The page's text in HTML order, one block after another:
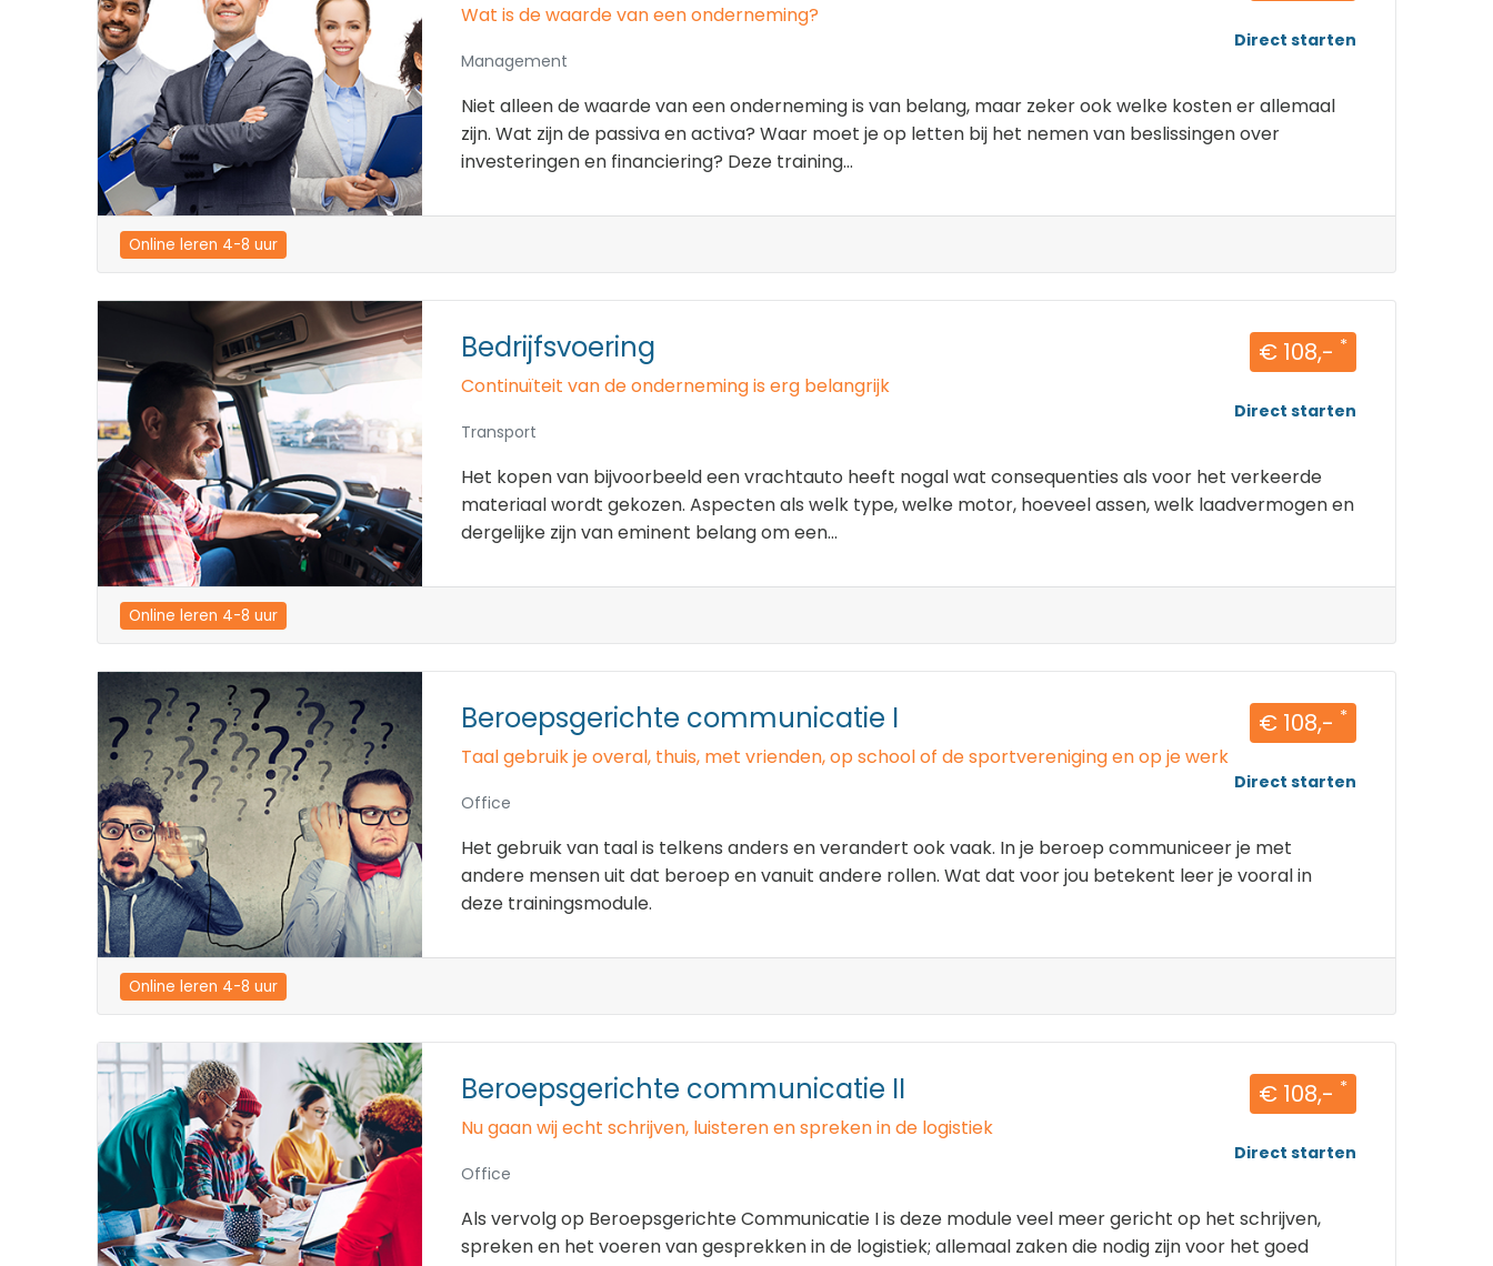
Wat is de waarde van een onderneming?
Management
Direct starten
Niet alleen de waarde van een onderneming is van belang, maar zeker ook welke kosten er allemaal
zijn. Wat zijn de passiva en activa? Waar moet je op letten bij het nemen van beslissingen over
investeringen en financiering? Deze training...
Online leren 4-8 uur
Bedrijfsvoering
Continuïteit van de onderneming is erg belangrijk
Transport
€ 108,- *
Direct starten
Het kopen van bijvoorbeeld een vrachtauto heeft nogal wat consequenties als voor het verkeerde
materiaal wordt gekozen. Aspecten als welk type, welke motor, hoeveel assen, welk laadvermogen en
dergelijke zijn van eminent belang om een...
Online leren 4-8 uur
Beroepsgerichte communicatie I
Taal gebruik je overal, thuis, met vrienden, op school of de sportvereniging en op je werk
Office
€ 108,- *
Direct starten
Het gebruik van taal is telkens anders en verandert ook vaak. In je beroep communiceer je met
andere mensen uit dat beroep en vanuit andere rollen. Wat dat voor jou betekent leer je vooral in
deze trainingsmodule.
Online leren 4-8 uur
Beroepsgerichte communicatie II
Nu gaan wij echt schrijven, luisteren en spreken in de logistiek
Office
€ 108,- *
Direct starten
Als vervolg op Beroepsgerichte Communicatie I is deze module veel meer gericht op het schrijven,
spreken en het voeren van gesprekken in de logistiek; allemaal zaken die nodig zijn voor het goed